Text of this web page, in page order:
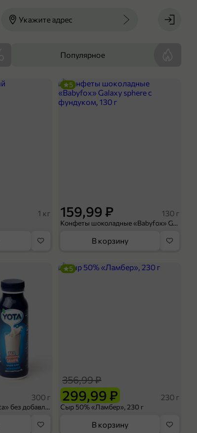
Укажите адрес
Популярное
1 кг 159,99 ₽ 130 г
Конфеты шоколадные «Babyfox» Galaxy sphere с фундуком, 130 г
5
В корзину
300 г
Йогурт питьевой «Yota» без добавления сахара, 300 г
299,99 ₽
356,99 ₽
230 г
Сыр 50% «Ламбер», 230 г
5
В корзину